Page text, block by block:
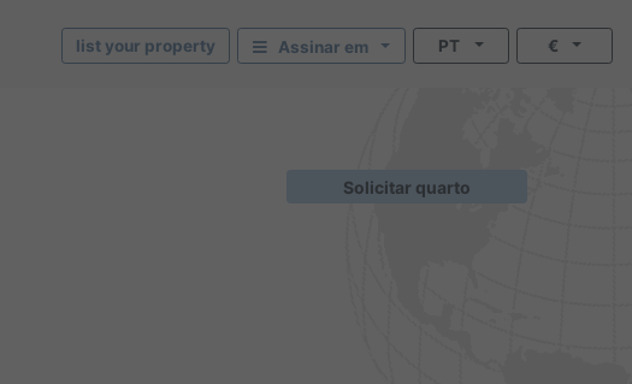
list your property Assinar em PT €
Solicitar quarto